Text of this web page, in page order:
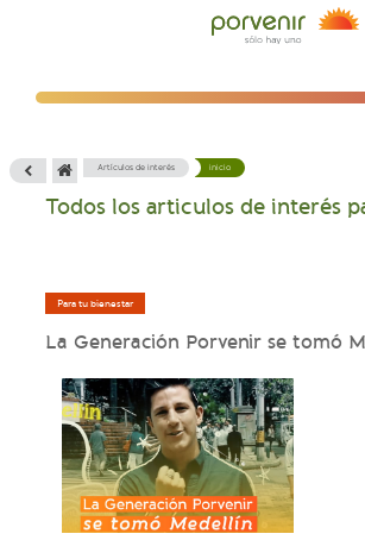
Artículos de interés inicio
Todos los articulos de interés
Para tu bienestar
La Generación Porvenir se tomó